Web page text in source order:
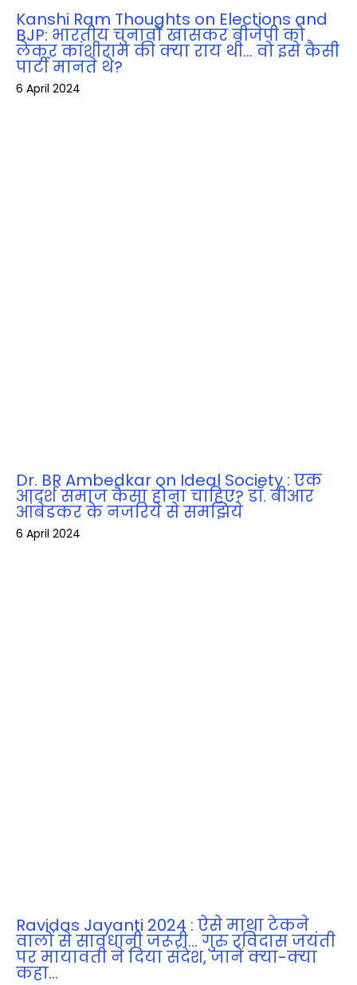
Kanshi Ram Thoughts on Elections and
BJP: भारतीय चुनावों खासकर बीजेपी को
लेकर कांशीराम की क्‍या राय थी… वो इसे कैसी
पार्टी मानते थे?
6 April 2024
Dr. BR Ambedkar on Ideal Society : एक
आदर्श समाज कैसा होना चाहिए? डॉ. बीआर
आंबेडकर के नजरिये से समझिये
6 April 2024
Ravidas Jayanti 2024 : ऐसे माथा टेकने
वालों से सावधानी जरूरी… गुरु रविदास जयंती
पर मायावती ने दिया संदेश, जानें क्‍या-क्‍या
कहा…